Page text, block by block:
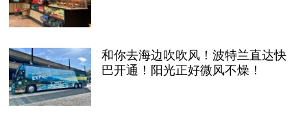
和你去海边吹吹风！波特兰直达快
巴开通！阳光正好微风不燥！